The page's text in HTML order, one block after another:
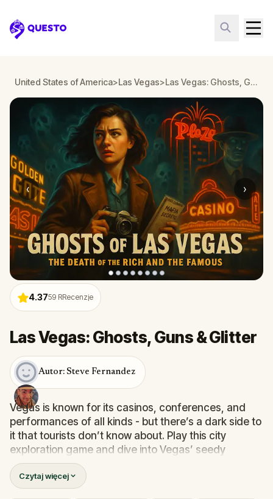
Questo
United States of America>Las Vegas> Las Vegas: Ghosts, Guns & Glitter
‹ ›
4.3759 RRecenzje
Las Vegas: Ghosts, Guns & Glitter
Autor: Steve Fernandez
Vegas is known for its casinos, conferences, and
performances of all kinds - but there’s a dark side to
it that tourists don’t know about. Play this city
exploration game and dive into Vegas’ seedy
underbelly.
Follow clues and solve puzzles to learn all about the
Czytaj więcej